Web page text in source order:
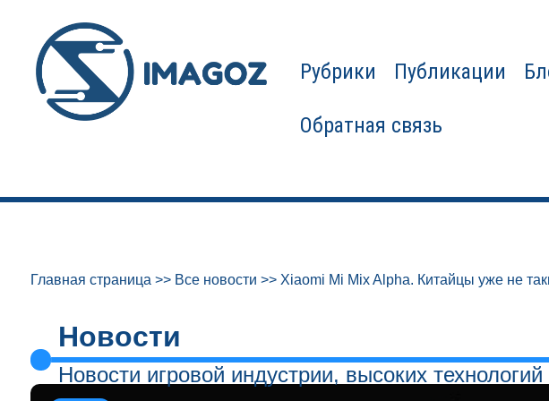
Рубрики Публикации
Обратная связь
Главная страница >> Все новости >> Xiaomi Mi Mix Alpha. Китайцы уже не
Новости
Новости игровой индустрии, высоких